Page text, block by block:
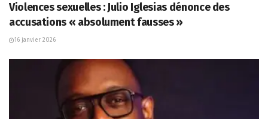
Violences sexuelles : Julio Iglesias dénonce des
accusations « absolument fausses »
16 janvier 2026